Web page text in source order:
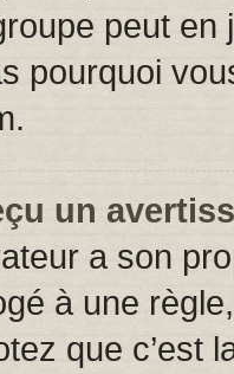
peut en
pourquoi
un
a son
à une
que c’est